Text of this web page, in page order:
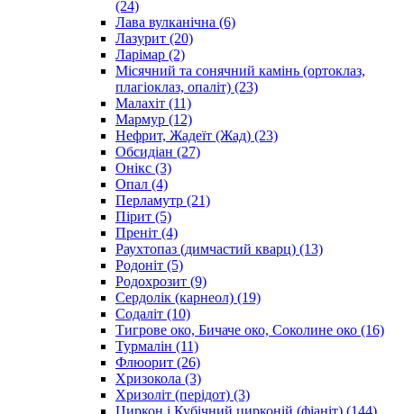
(24)
Лава вулканічна (6)
Лазурит (20)
Ларімар (2)
Місячний та сонячний камінь (ортоклаз,
плагіоклаз, опаліт) (23)
Малахіт (11)
Мармур (12)
Нефрит, Жадеїт (Жад) (23)
Обсидіан (27)
Онікс (3)
Опал (4)
Перламутр (21)
Пірит (5)
Преніт (4)
Раухтопаз (димчастий кварц) (13)
Родоніт (5)
Родохрозит (9)
Сердолік (карнеол) (19)
Содаліт (10)
Тигрове око, Бичаче око, Соколине око (16)
Турмалін (11)
Флюорит (26)
Хризокола (3)
Хризоліт (перідот) (3)
Циркон і Кубічний цирконій (фіаніт) (144)